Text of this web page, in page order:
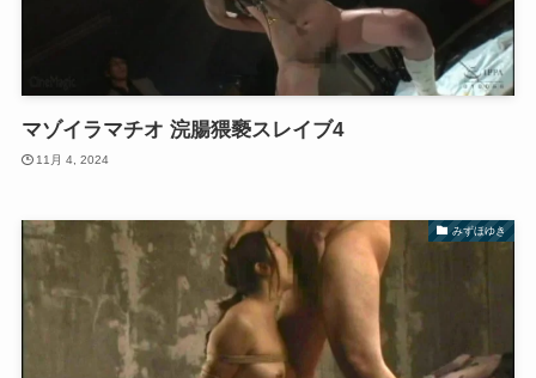
マゾイラマチオ 浣腸猥褻スレイブ4
11月 4, 2024
みずほゆき